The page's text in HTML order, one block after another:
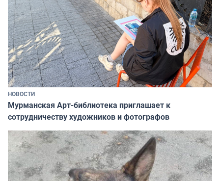
НОВОСТИ
Мурманская Арт-библиотека приглашает к
сотрудничеству художников и фотографов